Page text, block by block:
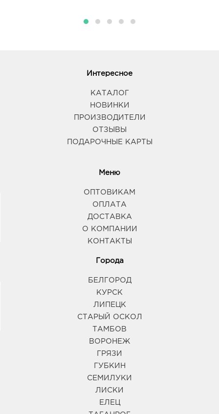
Интересное
КАТАЛОГ
НОВИНКИ
ПРОИЗВОДИТЕЛИ
ОТЗЫВЫ
ПОДАРОЧНЫЕ КАРТЫ
Меню
ОПТОВИКАМ
ОПЛАТА
ДОСТАВКА
О КОМПАНИИ
КОНТАКТЫ
Города
БЕЛГОРОД
КУРСК
ЛИПЕЦК
СТАРЫЙ ОСКОЛ
ТАМБОВ
ВОРОНЕЖ
ГРЯЗИ
ГУБКИН
СЕМИЛУКИ
ЛИСКИ
ЕЛЕЦ